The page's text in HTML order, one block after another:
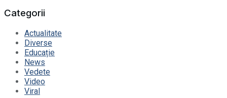
Categorii
Actualitate
Diverse
Educație
News
Vedete
Video
Viral